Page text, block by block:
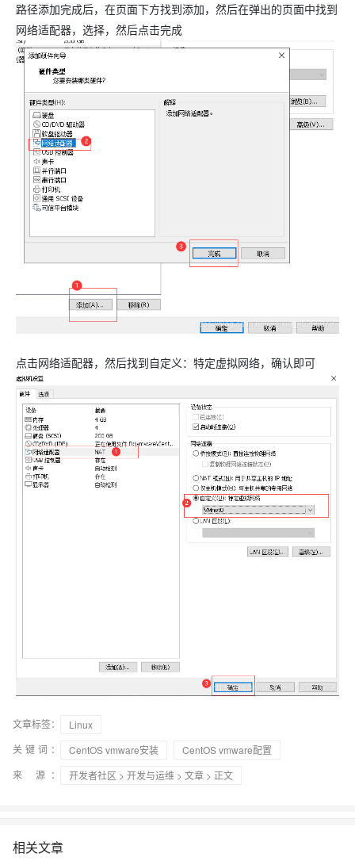
路径添加完成后，在页面下方找到添加，然后在弹出的页面中找到
网络适配器，选择，然后点击完成
点击网络适配器，然后找到自定义：特定虚拟网络，确认即可
文章标签：
Linux
关键词：
CentOS vmware安装
CentOS vmware配置
来 源：
开发者社区 > 开发与运维 > 文章 > 正文
相关文章